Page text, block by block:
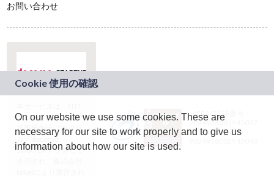
お問い合わせ
ドコモグループの新
規事業創出プログラ
ム「docomo
STARTUP」を通じて
JASRAC許諾番号：
9024936001Y45037
JASRAC許諾番号：
On our website we use some cookies. These are
necessary for our site to work properly and to give us
information about how our site is used.